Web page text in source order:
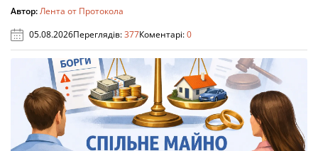
Автор:Лента от Протокола
05.08.2026Переглядів:377Коментарі:0